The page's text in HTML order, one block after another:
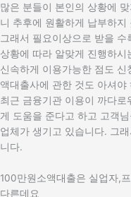
많은 분들이 본인의 상황에
니 추후에 원활하게 납부하지
그래서 필요이상으로 받을
상황에 따라 알맞게 진행하시
신속하게 이용가능한 점도
액대출사에 관한 것도 아셔야
최근 금융기관 이용이 까다
게 도움을 준다고 하고 고객
업체가 생기고 있습니다. 그
니다.
100만원소액대출은 실업자,
다른데요